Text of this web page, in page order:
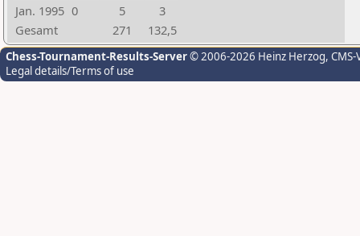
Jan. 1995 0 5
3
Gesamt
271 132,5
Chess-Tournament-Results-Server© 2006-2026 Heinz Herzog,
Legal details/Terms of use